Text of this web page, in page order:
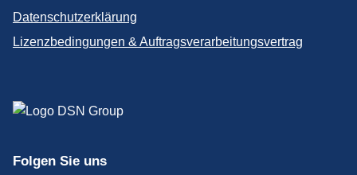
Datenschutzerklärung
Lizenzbedingungen & Auftragsverarbeitungsvertrag
Folgen Sie uns